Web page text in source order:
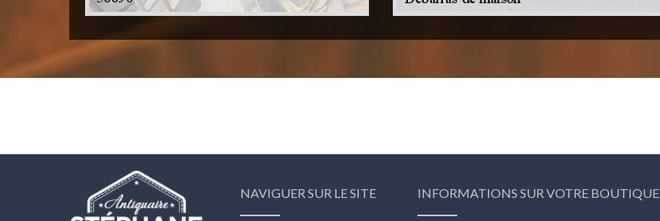
NAVIGUER SUR LE SITE INFORMATIONS SUR VOTRE BOUTIQUE